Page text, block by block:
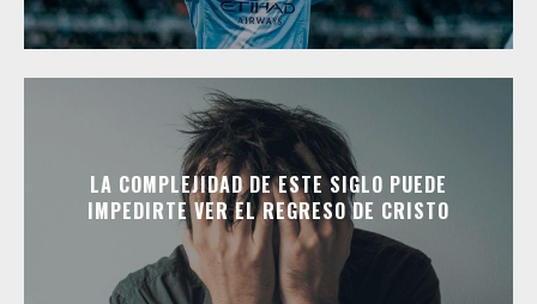
LA COMPLEJIDAD DE ESTE SIGLO PUEDE
IMPEDIRTE VER EL REGRESO DE CRISTO